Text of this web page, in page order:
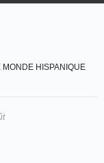
HISPANIQUE